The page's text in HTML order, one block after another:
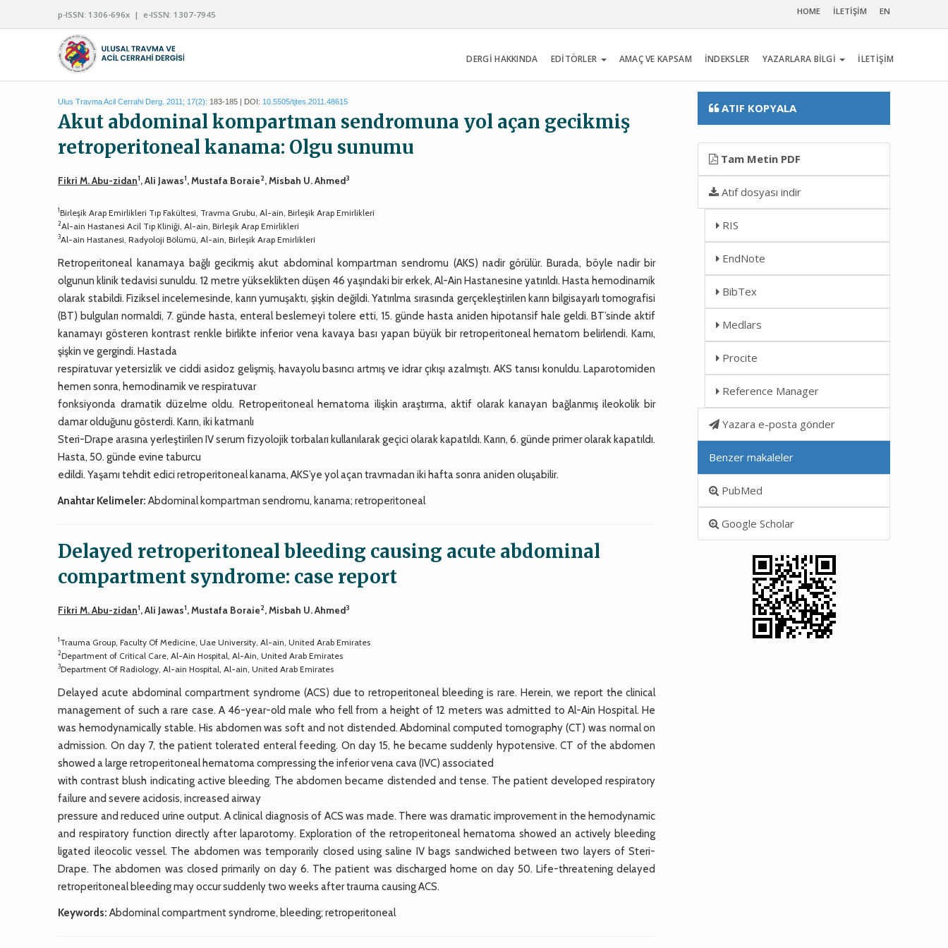
p-ISSN: 1306-696x | e-ISSN: 1307-7945 HOME İLETİŞİM EN
DERGİ HAKKINDA EDİTÖRLER AMAÇ VE KAPSAM İNDEKSLER YAZARLARA BİLGİ İLETİŞİM
Ulus Travma Acil Cerrahi Derg. 2011; 17(2): 183-185 | DOI: 10.5505/tjtes.2011.48615
Akut abdominal kompartman sendromuna yol açan gecikmiş
retroperitoneal kanama: Olgu sunumu
Fikri M. Abu-zidan1, Ali Jawas1, Mustafa Boraie2, Misbah U. Ahmed3
1Birleşik Arap Emirlikleri Tıp Fakültesi, Travma Grubu, Al-ain, Birleşik Arap Emirlikleri
2Al-ain Hastanesi Acil Tıp Kliniği, Al-ain, Birleşik Arap Emirlikleri
3Al-ain Hastanesi, Radyoloji Bölümü, Al-ain, Birleşik Arap Emirlikleri
Retroperitoneal kanamaya bağlı gecikmiş akut abdominal kompartman sendromu (AKS) nadir görülür. Burada, böyle nadir bir
olgunun klinik tedavisi sunuldu. 12 metre yükseklikten düşen 46 yaşındaki bir erkek, Al-Ain Hastanesine yatırıldı. Hasta hemodinamik
olarak stabildi. Fiziksel incelemesinde, karın yumuşaktı, şişkin değildi. Yatırılma sırasında gerçekleştirilen karın bilgisayarlı tomografisi
(BT) bulguları normaldi, 7. günde hasta, enteral beslemeyi tolere etti, 15. günde hasta aniden hipotansif hale geldi. BT’sinde aktif
kanamayı gösteren kontrast renkle birlikte inferior vena kavaya bası yapan büyük bir retroperitoneal hematom belirlendi. Karnı,
şişkin ve gergindi. Hastada
respiratuvar yetersizlik ve ciddi asidoz gelişmiş, havayolu basıncı artmış ve idrar çıkışı azalmıştı. AKS tanısı konuldu. Laparotomiden
hemen sonra, hemodinamik ve respiratuvar
fonksiyonda dramatik düzelme oldu. Retroperitoneal hematoma ilişkin araştırma, aktif olarak kanayan bağlanmış ileokolik bir
damar olduğunu gösterdi. Karın, iki katmanlı
Steri-Drape arasına yerleştirilen IV serum fizyolojik torbaları kullanılarak geçici olarak kapatıldı. Karın, 6. günde primer olarak kapatıldı.
Hasta, 50. günde evine taburcu
edildi. Yaşamı tehdit edici retroperitoneal kanama, AKS’ye yol açan travmadan iki hafta sonra aniden oluşabilir.
Anahtar Kelimeler: Abdominal kompartman sendromu, kanama; retroperitoneal
Delayed retroperitoneal bleeding causing acute abdominal
compartment syndrome: case report
Fikri M. Abu-zidan1, Ali Jawas1, Mustafa Boraie2, Misbah U. Ahmed3
1Trauma Group, Faculty Of Medicine, Uae University, Al-ain, United Arab Emirates
2Department of Critical Care, Al-Ain Hospital, Al-Ain, United Arab Emirates
3Department Of Radiology, Al-ain Hospital, Al-ain, United Arab Emirates
Delayed acute abdominal compartment syndrome (ACS) due to retroperitoneal bleeding is rare. Herein, we report the clinical
management of such a rare case. A 46-year-old male who fell from a height of 12 meters was admitted to Al-Ain Hospital. He
was hemodynamically stable. His abdomen was soft and not distended. Abdominal computed tomography (CT) was normal on
admission. On day 7, the patient tolerated enteral feeding. On day 15, he became suddenly hypotensive. CT of the abdomen
showed a large retroperitoneal hematoma compressing the inferior vena cava (IVC) associated
with contrast blush indicating active bleeding. The abdomen became distended and tense. The patient developed respiratory
failure and severe acidosis, increased airway
pressure and reduced urine output. A clinical diagnosis of ACS was made. There was dramatic improvement in the hemodynamic
and respiratory function directly after laparotomy. Exploration of the retroperitoneal hematoma showed an actively bleeding
ligated ileocolic vessel. The abdomen was temporarily closed using saline IV bags sandwiched between two layers of Steri-
Drape. The abdomen was closed primarily on day 6. The patient was discharged home on day 50. Life-threatening delayed
retroperitoneal bleeding may occur suddenly two weeks after trauma causing ACS.
Keywords: Abdominal compartment syndrome, bleeding; retroperitoneal
ATIF KOPYALA
Tam Metin PDF
Atıf dosyası indir
RIS
EndNote
BibTex
Medlars
Procite
Reference Manager
Yazara e-posta gönder
Benzer makaleler
PubMed
Google Scholar